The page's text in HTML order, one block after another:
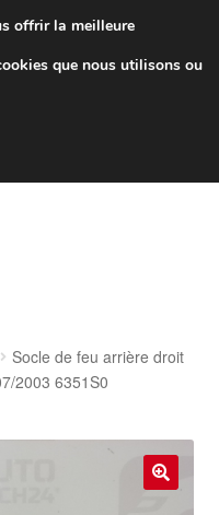
de 7 EUR
de 9 h à 16 h
Socle de feu arrière droit
2003 6351S0
offrir la meilleure
que nous utilisons ou